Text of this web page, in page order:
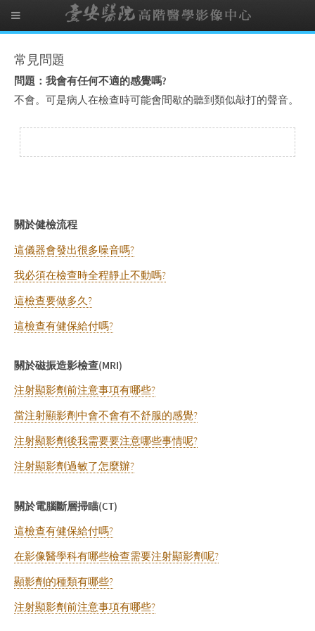
常見問題
問題：我會有任何不適的感覺嗎?
不會。可是病人在檢查時可能會間歇的聽到類似敲打的聲音。
關於健檢流程
這儀器會發出很多噪音嗎?
我必須在檢查時全程靜止不動嗎?
這檢查要做多久?
這檢查有健保給付嗎?
關於磁振造影檢查(MRI)
注射顯影劑前注意事項有哪些?
當注射顯影劑中會不會有不舒服的感覺?
注射顯影劑後我需要要注意哪些事情呢?
注射顯影劑過敏了怎麼辦?
關於電腦斷層掃瞄(CT)
這檢查有健保給付嗎?
在影像醫學科有哪些檢查需要注射顯影劑呢?
顯影劑的種類有哪些?
注射顯影劑前注意事項有哪些?